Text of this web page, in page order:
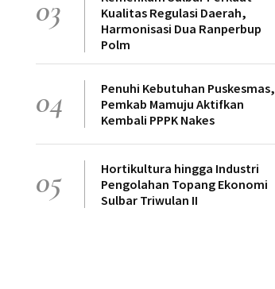
03
Kualitas Regulasi Daerah,
Harmonisasi Dua Ranperbup
Polm
04
Penuhi Kebutuhan Puskesmas,
Pemkab Mamuju Aktifkan
Kembali PPPK Nakes
05
Hortikultura hingga Industri
Pengolahan Topang Ekonomi
Sulbar Triwulan II